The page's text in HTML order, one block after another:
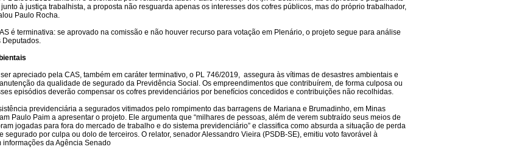
à justiça trabalhista, a proposta não resguarda apenas os interesses dos cofres públicos, mas do próprio trabalhador,
Paulo Rocha.
é terminativa: se aprovado na comissão e não houver recurso para votação em Plenário, o projeto segue para análise
Deputados.
apreciado pela CAS, também em caráter terminativo, o PL 746/2019, assegura às vítimas de desastres ambientais e
da qualidade de segurado da Previdência Social. Os empreendimentos que contribuírem, de forma culposa ou
episódios deverão compensar os cofres previdenciários por benefícios concedidos e contribuições não recolhidas.
previdenciária a segurados vitimados pelo rompimento das barragens de Mariana e Brumadinho, em Minas
Paulo Paim a apresentar o projeto. Ele argumenta que “milhares de pessoas, além de verem subtraído seus meios de
jogadas para fora do mercado de trabalho e do sistema previdenciário” e classifica como absurda a situação de perda
segurado por culpa ou dolo de terceiros. O relator, senador Alessandro Vieira (PSDB-SE), emitiu voto favorável à
da Agência Senado